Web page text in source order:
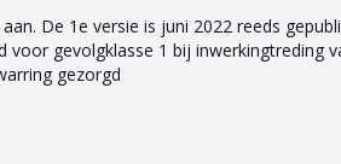
De 1e versie is juni 2022 reeds
gevolgklasse 1 bij inwerkingtreding
gezorgd